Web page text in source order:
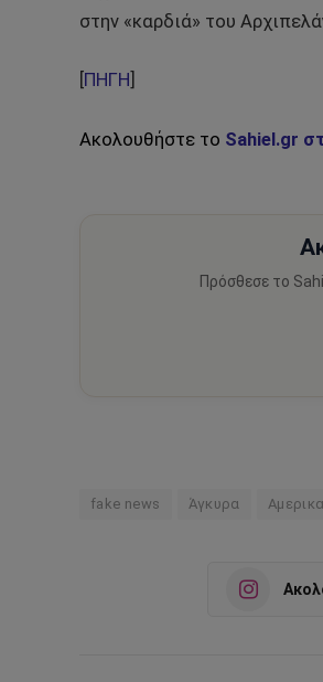
στην «καρδιά» του
ΠΗΓΗ
Ακολουθήστε το Sahiel.gr
Πρόσθεσε το
fake news Άγκυρα